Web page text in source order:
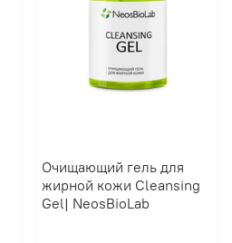
Очищающий гель для
жирной кожи Сleansing
Gel| NeosBioLab